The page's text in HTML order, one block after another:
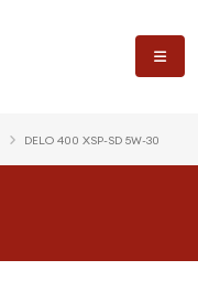
DELO 400 XSP-SD 5W-30